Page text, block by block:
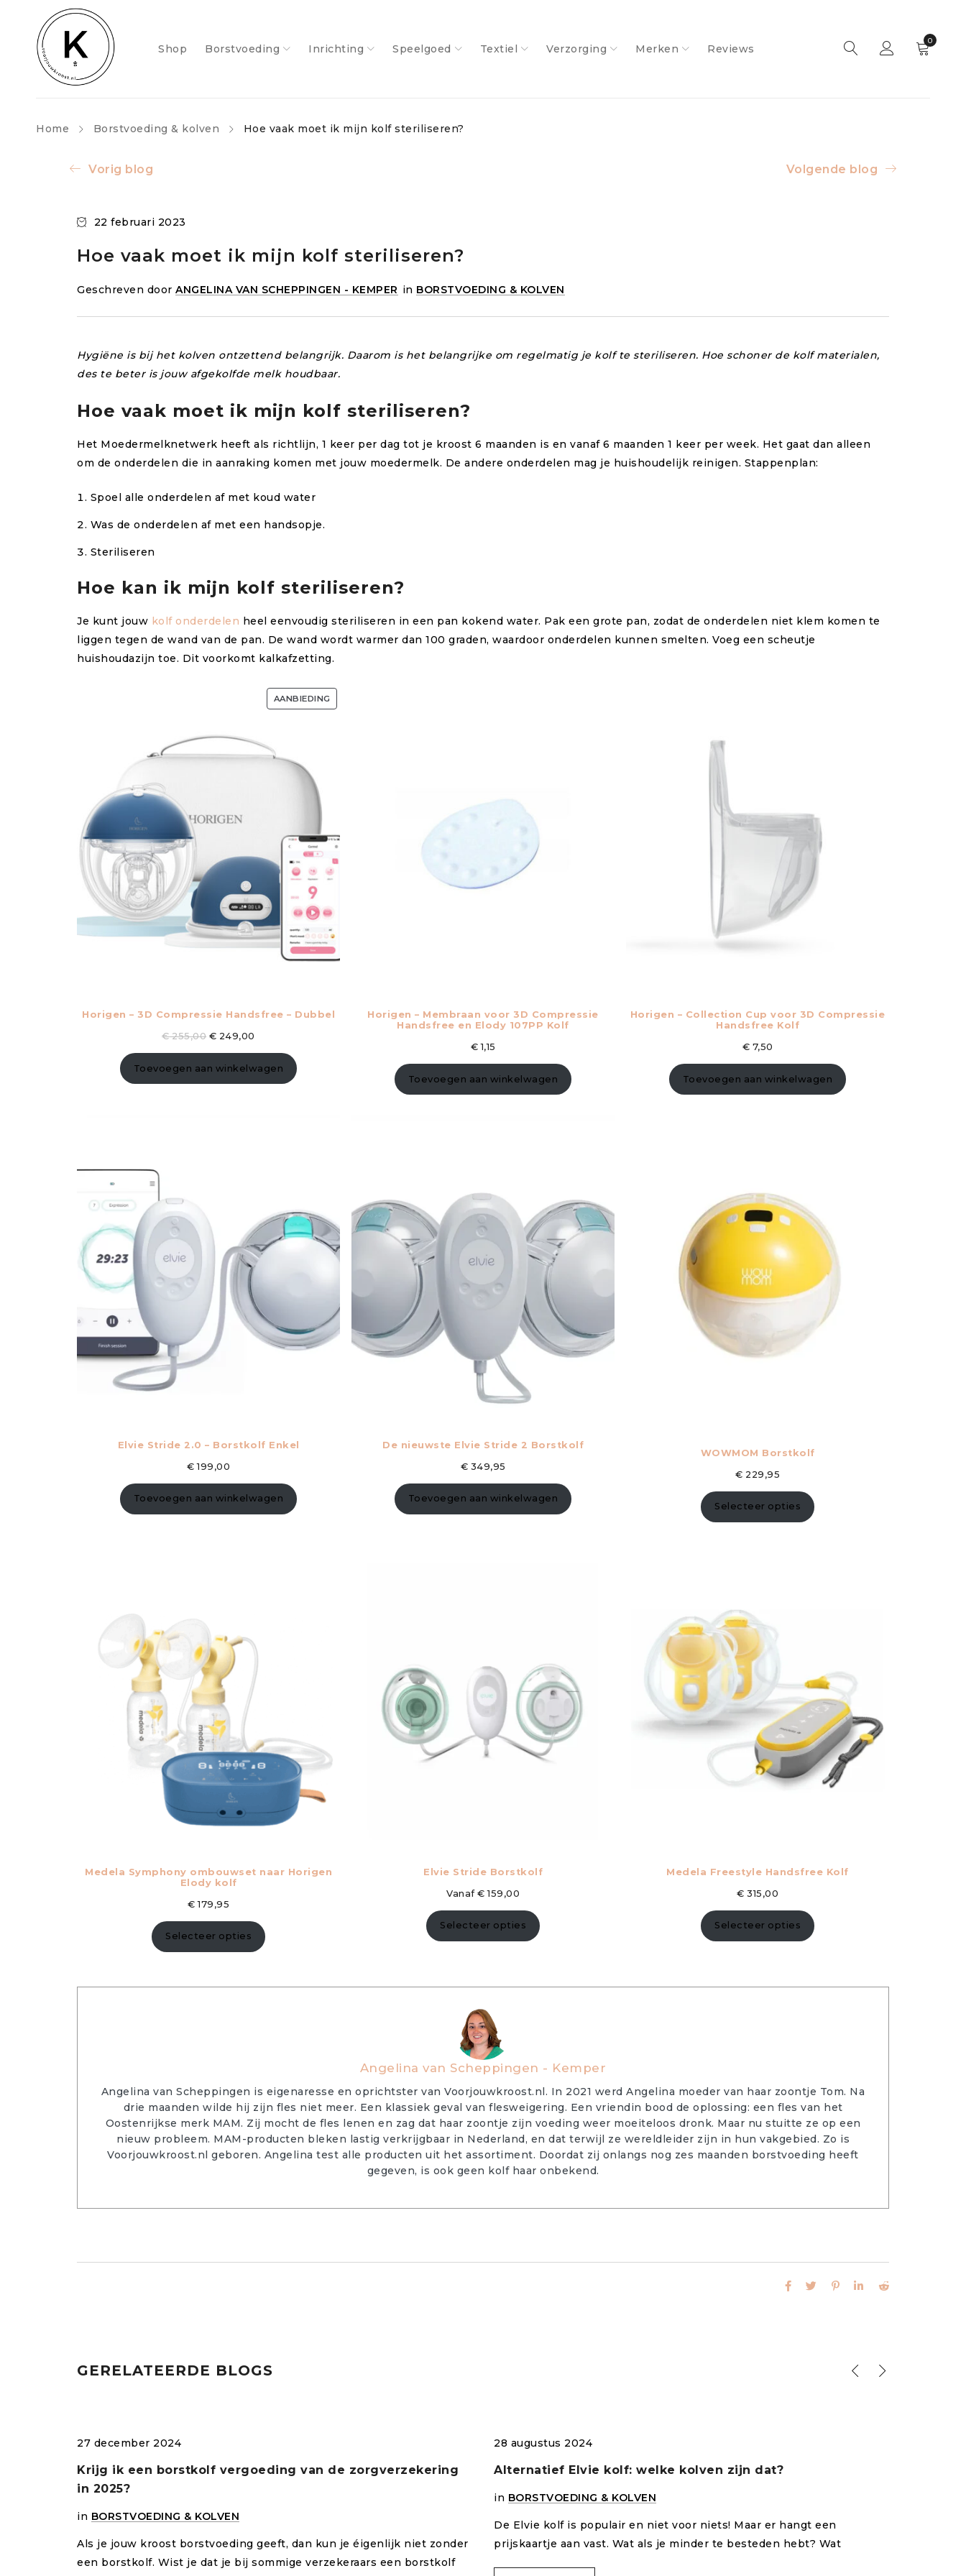
Shop Borstvoeding Inrichting Speelgoed Textiel Verzorging Merken Reviews
0
Home Borstvoeding & kolven Hoe vaak moet ik mijn kolf steriliseren?
Vorig blog Volgende blog
22 februari 2023
Hoe vaak moet ik mijn kolf steriliseren?
Geschreven door ANGELINA VAN SCHEPPINGEN - KEMPER in BORSTVOEDING & KOLVEN
Hygiëne is bij het kolven ontzettend belangrijk. Daarom is het belangrijke om regelmatig je kolf te steriliseren. Hoe schoner de kolf materialen,
des te beter is jouw afgekolfde melk houdbaar.
Hoe vaak moet ik mijn kolf steriliseren?
Het Moedermelknetwerk heeft als richtlijn, 1 keer per dag tot je kroost 6 maanden is en vanaf 6 maanden 1 keer per week. Het gaat dan alleen
om de onderdelen die in aanraking komen met jouw moedermelk. De andere onderdelen mag je huishoudelijk reinigen. Stappenplan:
Spoel alle onderdelen af met koud water
Was de onderdelen af met een handsopje.
Steriliseren
Hoe kan ik mijn kolf steriliseren?
Je kunt jouw kolf onderdelen heel eenvoudig steriliseren in een pan kokend water. Pak een grote pan, zodat de onderdelen niet klem komen te
liggen tegen de wand van de pan. De wand wordt warmer dan 100 graden, waardoor onderdelen kunnen smelten. Voeg een scheutje
huishoudazijn toe. Dit voorkomt kalkafzetting.
AANBIEDING
Horigen – 3D Compressie Handsfree – Dubbel
€255,00 € 249,00
Toevoegen aan winkelwagen
Horigen – Membraan voor 3D Compressie
Handsfree en Elody 107PP Kolf
€ 1,15
Toevoegen aan winkelwagen
Horigen – Collection Cup voor 3D Compressie
Handsfree Kolf
€ 7,50
Toevoegen aan winkelwagen
Elvie Stride 2.0 – Borstkolf Enkel
€ 199,00
Toevoegen aan winkelwagen
De nieuwste Elvie Stride 2 Borstkolf
€ 349,95
Toevoegen aan winkelwagen
WOWMOM Borstkolf
€ 229,95
Selecteer opties
Medela Symphony ombouwset naar Horigen
Elody kolf
€ 179,95
Selecteer opties
Elvie Stride Borstkolf
Vanaf € 159,00
Selecteer opties
Medela Freestyle Handsfree Kolf
€ 315,00
Selecteer opties
Angelina van Scheppingen - Kemper
Angelina van Scheppingen is eigenaresse en oprichtster van Voorjouwkroost.nl. In 2021 werd Angelina moeder van haar zoontje Tom. Na
drie maanden wilde hij zijn fles niet meer. Een klassiek geval van flesweigering. Een vriendin bood de oplossing: een fles van het
Oostenrijkse merk MAM. Zij mocht de fles lenen en zag dat haar zoontje zijn voeding weer moeiteloos dronk. Maar nu stuitte ze op een
nieuw probleem. MAM-producten bleken lastig verkrijgbaar in Nederland, en dat terwijl ze wereldleider zijn in hun vakgebied. Zo is
Voorjouwkroost.nl geboren. Angelina test alle producten uit het assortiment. Doordat zij onlangs nog zes maanden borstvoeding heeft
gegeven, is ook geen kolf haar onbekend.
GERELATEERDE BLOGS
27 december 2024
Krijg ik een borstkolf vergoeding van de zorgverzekering
in 2025?
in BORSTVOEDING & KOLVEN
Als je jouw kroost borstvoeding geeft, dan kun je éigenlijk niet zonder
een borstkolf. Wist je dat je bij sommige verzekeraars een borstkolf
28 augustus 2024
Alternatief Elvie kolf: welke kolven zijn dat?
in BORSTVOEDING & KOLVEN
De Elvie kolf is populair en niet voor niets! Maar er hangt een
prijskaartje aan vast. Wat als je minder te besteden hebt? Wat